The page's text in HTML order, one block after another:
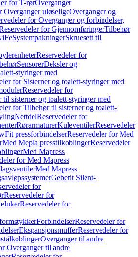
for T-rørOverganger
Overganger uløseligeOverganger og
for Overganger og forbindelser,
for GjennomføringerTilbehør
SystempakningerSkruesett til
Reservedeler for
SensorerDeksler og
styringer med
for Sisterner og toalett-styringer med
Reservedeler for
til sisterner og toalett-styringer med
for Tilbehør til sisterner og toalett-
NettdelReservedeler for
RørarmaturerKuleventilerReservedeler
pressforbindelserReservedeler for Med
Med Mepla presstilkoblingerReservedeler
Med Mapress
for Med Mapress
Med Mapress
Geberit Silent-
for
Reservedeler for
Reservedeler for
ForbindelserReservedeler for
EkspansjonsmufferReservedeler for
Overganger til andre
Overganger til andre